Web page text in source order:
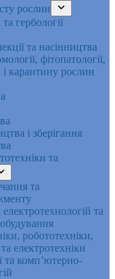
рослин
гербології
та насінництва
фітопатології,
і карантину рослин
і зберігання
та
та
та
робототехніки,
електротехніки
та комп’ютерно-